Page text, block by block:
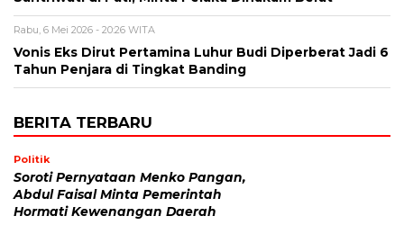
Rabu, 6 Mei 2026 - 20:26 WITA
Vonis Eks Dirut Pertamina Luhur Budi Diperberat Jadi 6
Tahun Penjara di Tingkat Banding
BERITA TERBARU
Politik
Soroti Pernyataan Menko Pangan,
Abdul Faisal Minta Pemerintah
Hormati Kewenangan Daerah